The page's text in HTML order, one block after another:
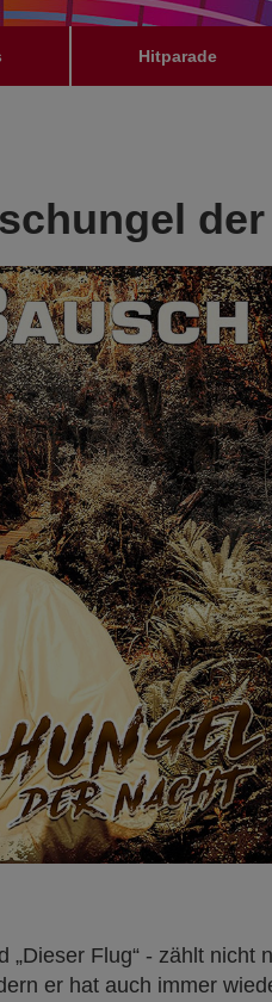
Hitparade
Flug“ - zählt nicht
er hat auch immer